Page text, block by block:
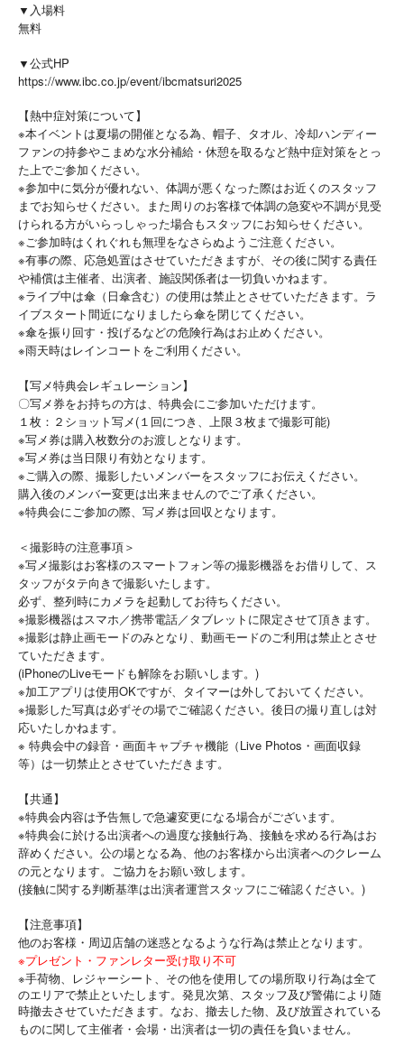
▼入場料
無料
▼公式HP
https://www.ibc.co.jp/event/ibcmatsuri2025
【熱中症対策について】
※本イベントは夏場の開催となる為、帽子、タオル、冷却ハンディー
ファンの持参やこまめな水分補給・休憩を取るなど熱中症対策をとっ
た上でご参加ください。
※参加中に気分が優れない、体調が悪くなった際はお近くのスタッフ
までお知らせください。また周りのお客様で体調の急変や不調が見受
けられる方がいらっしゃった場合もスタッフにお知らせください。
※ご参加時はくれぐれも無理をなさらぬようご注意ください。
※有事の際、応急処置はさせていただきますが、その後に関する責任
や補償は主催者、出演者、施設関係者は一切負いかねます。
※ライブ中は傘（日傘含む）の使用は禁止とさせていただきます。ラ
イブスタート間近になりましたら傘を閉じてください。
※傘を振り回す・投げるなどの危険行為はお止めください。
※雨天時はレインコートをご利用ください。
【写メ特典会レギュレーション】
〇写メ券をお持ちの方は、特典会にご参加いただけます。
１枚：２ショット写メ(１回につき、上限３枚まで撮影可能)
※写メ券は購入枚数分のお渡しとなります。
※写メ券は当日限り有効となります。
※ご購入の際、撮影したいメンバーをスタッフにお伝えください。
購入後のメンバー変更は出来ませんのでご了承ください。
※特典会にご参加の際、写メ券は回収となります。
＜撮影時の注意事項＞
※写メ撮影はお客様のスマートフォン等の撮影機器をお借りして、ス
タッフがタテ向きで撮影いたします。
必ず、整列時にカメラを起動してお待ちください。
※撮影機器はスマホ／携帯電話／タブレットに限定させて頂きます。
※撮影は静止画モードのみとなり、動画モードのご利用は禁止とさせ
ていただきます。
(iPhoneのLiveモードも解除をお願いします。)
※加工アプリは使用OKですが、タイマーは外しておいてください。
※撮影した写真は必ずその場でご確認ください。後日の撮り直しは対
応いたしかねます。
※ 特典会中の録音・画面キャプチャ機能（Live Photos・画面収録
等）は一切禁止とさせていただきます。
【共通】
※特典会内容は予告無しで急遽変更になる場合がございます。
※特典会に於ける出演者への過度な接触行為、接触を求める行為はお
辞めください。公の場となる為、他のお客様から出演者へのクレーム
の元となります。ご協力をお願い致します。
(接触に関する判断基準は出演者運営スタッフにご確認ください。)
【注意事項】
他のお客様・周辺店舗の迷惑となるような行為は禁止となります。
※プレゼント・ファンレター受け取り不可
※手荷物、レジャーシート、その他を使用しての場所取り行為は全て
のエリアで禁止といたします。発見次第、スタッフ及び警備により随
時撤去させていただきます。なお、撤去した物、及び放置されている
ものに関して主催者・会場・出演者は一切の責任を負いません。